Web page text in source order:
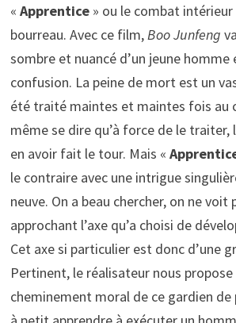
« Apprentice» ou le combat intérieur
bourreau. Avec ce film,Boo Junfeng
sombre et nuancé d’un jeune homme
confusion. La peine de mort est un
été traité maintes et maintes fois au
même se dire qu’à force de le
en avoir fait le tour. Mais «
le contraire avec une intrigue
neuve. On a beau chercher, on ne voit
approchant l’axe qu’a choisi de
Cet axe si particulier est donc d’une
Pertinent, le réalisateur nous propose
cheminement moral de ce gardien